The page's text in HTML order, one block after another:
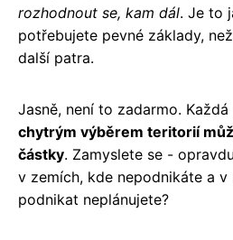
rozhodnout se, kam dál. Je to
potřebujete pevné základy,
další patra.
Jasně, není to zadarmo.
chytrým výběrem teritorií
částky. Zamyslete se -
v zemích, kde nepodnikáte a
podnikat neplánujete?